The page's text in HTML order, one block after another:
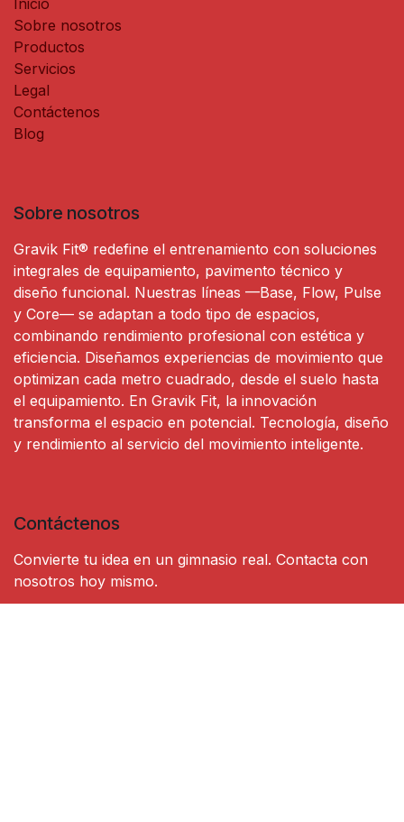
Sobre nosotros
Productos
Servicios
Legal
Contáctenos
Blog
Sobre nosotros
Gravik Fit® redefine el entrenamiento con soluciones
integrales de equipamiento, pavimento técnico y
diseño funcional. Nuestras líneas —Base, Flow, Pulse
y Core— se adaptan a todo tipo de espacios,
combinando rendimiento profesional con estética y
eficiencia. Diseñamos experiencias de movimiento que
optimizan cada metro cuadrado, desde el suelo hasta
el equipamiento. En Gravik Fit, la innovación
transforma el espacio en potencial. Tecnología, diseño
y rendimiento al servicio del movimiento inteligente.
Contáctenos
Convierte tu idea en un gimnasio real. Contacta con
nosotros hoy mismo.